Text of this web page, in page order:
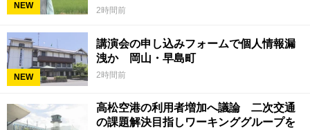
NEW 2時間前
NEW
講演会の申し込みフォームで個人情報漏
洩か 岡山・早島町
2時間前
高松空港の利用者増加へ議論 二次交通
の課題解決目指しワーキンググループを